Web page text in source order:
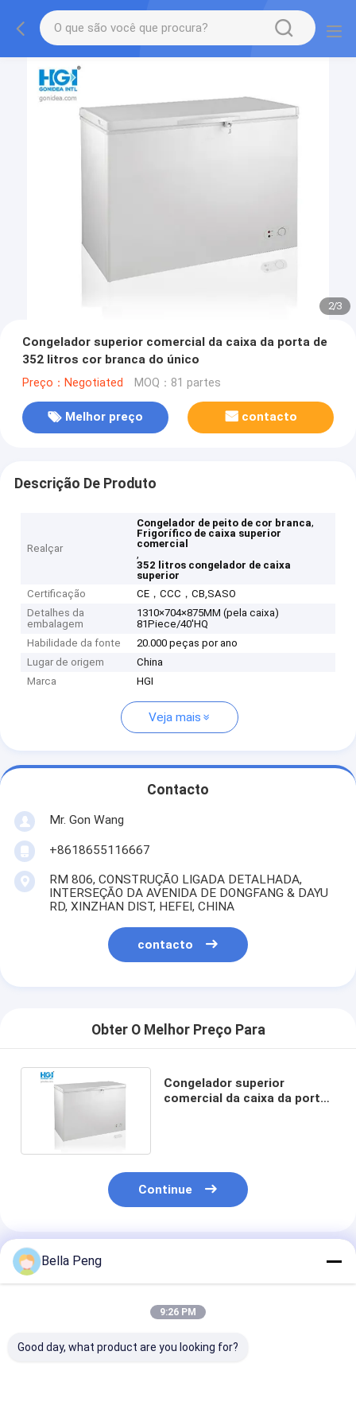
2/3
Congelador superior comercial da caixa da porta de
352 litros cor branca do único
Preço：Negotiated MOQ：81 partes
Melhor preço contacto
Descrição De Produto
Realçar
Congelador de peito de cor branca,
Frigorífico de caixa superior
comercial
,
352 litros congelador de caixa
superior
Certificação
CE，CCC，CB,SASO
Detalhes da
embalagem
1310×704×875MM (pela caixa)
81Piece/40'HQ
Habilidade da fonte
20.000 peças por ano
Lugar de origem
China
Marca
HGI
Veja mais
Contacto
Mr. Gon Wang
+8618655116667
RM 806, CONSTRUÇÃO LIGADA DETALHADA,
INTERSEÇÃO DA AVENIDA DE DONGFANG & DAYU
RD, XINZHAN DIST, HEFEI, CHINA
contacto
Obter O Melhor Preço Para
Congelador superior
comercial da caixa da porta
Continue
Produtos Recomendados
Bella Peng
9:26 PM
Good day, what product are you looking for?